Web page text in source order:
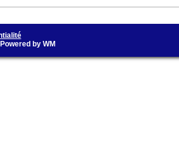
Powered by WM